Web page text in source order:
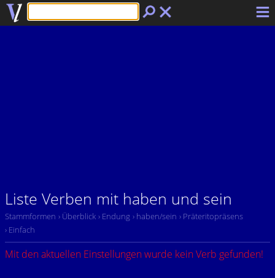
Liste Verben mit haben und sein
Stammformen › Überblick › Endung › haben/sein › Präteritopräsens
› Einfach
Mit den aktuellen Einstellungen wurde kein Verb gefunden!